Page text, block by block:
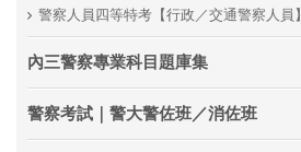
警察人員四等特考【行政／交通警察人員】
內三警察專業科目題庫集
警察考試｜警大警佐班／消佐班